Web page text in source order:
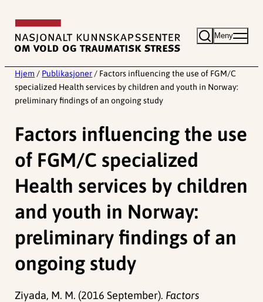
innhold
Meny
Hjem / Publikasjoner / Factors influencing the use of FGM/C
specialized Health services by children and youth in Norway:
preliminary findings of an ongoing study
Factors influencing the use
of FGM/C specialized
Health services by children
and youth in Norway:
preliminary findings of an
ongoing study
Ziyada, M. M. (2016 September). Factors